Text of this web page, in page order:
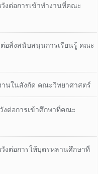
งต่อการเข้าทำงานที่คณะ
อสิ่งสนับสนุนการเรียนรู้ คณะ
นในสังกัด คณะวิทยาศาสตร์
งต่อการเข้าศึกษาที่คณะ
งต่อการให้บุตรหลานศึกษาที่